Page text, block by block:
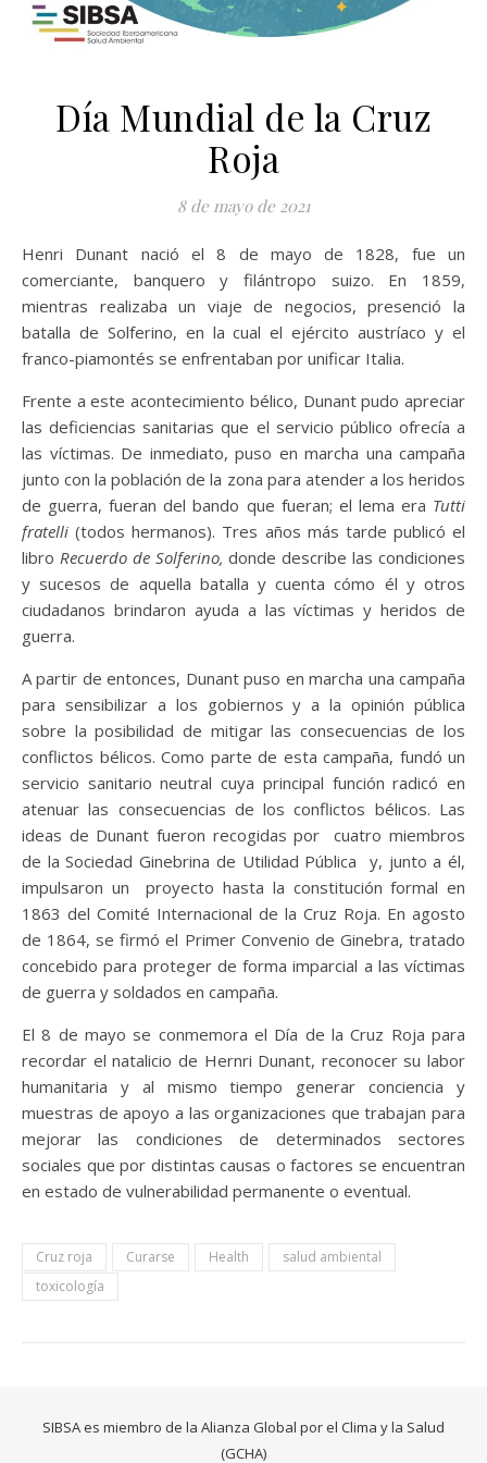
Día Mundial de la Cruz
Roja
8 de mayo de 2021
Henri Dunant nació el 8 de mayo de 1828, fue un
comerciante, banquero y filántropo suizo. En 1859,
mientras realizaba un viaje de negocios, presenció la
batalla de Solferino, en la cual el ejército austríaco y el
franco-piamontés se enfrentaban por unificar Italia.
Frente a este acontecimiento bélico, Dunant pudo apreciar
las deficiencias sanitarias que el servicio público ofrecía a
las víctimas. De inmediato, puso en marcha una campaña
junto con la población de la zona para atender a los heridos
de guerra, fueran del bando que fueran; el lema era Tutti
fratelli (todos hermanos). Tres años más tarde publicó el
libro Recuerdo de Solferino, donde describe las condiciones
y sucesos de aquella batalla y cuenta cómo él y otros
ciudadanos brindaron ayuda a las víctimas y heridos de
guerra.
A partir de entonces, Dunant puso en marcha una campaña
para sensibilizar a los gobiernos y a la opinión pública
sobre la posibilidad de mitigar las consecuencias de los
conflictos bélicos. Como parte de esta campaña, fundó un
servicio sanitario neutral cuya principal función radicó en
atenuar las consecuencias de los conflictos bélicos. Las
ideas de Dunant fueron recogidas por cuatro miembros
de la Sociedad Ginebrina de Utilidad Pública y, junto a él,
impulsaron un proyecto hasta la constitución formal en
1863 del Comité Internacional de la Cruz Roja. En agosto
de 1864, se firmó el Primer Convenio de Ginebra, tratado
concebido para proteger de forma imparcial a las víctimas
de guerra y soldados en campaña.
El 8 de mayo se conmemora el Día de la Cruz Roja para
recordar el natalicio de Hernri Dunant, reconocer su labor
humanitaria y al mismo tiempo generar conciencia y
muestras de apoyo a las organizaciones que trabajan para
mejorar las condiciones de determinados sectores
sociales que por distintas causas o factores se encuentran
en estado de vulnerabilidad permanente o eventual.
Cruz roja Curarse Health
salud ambiental
toxicología
SIBSA es miembro de la Alianza Global por el Clima y la Salud
(GCHA)